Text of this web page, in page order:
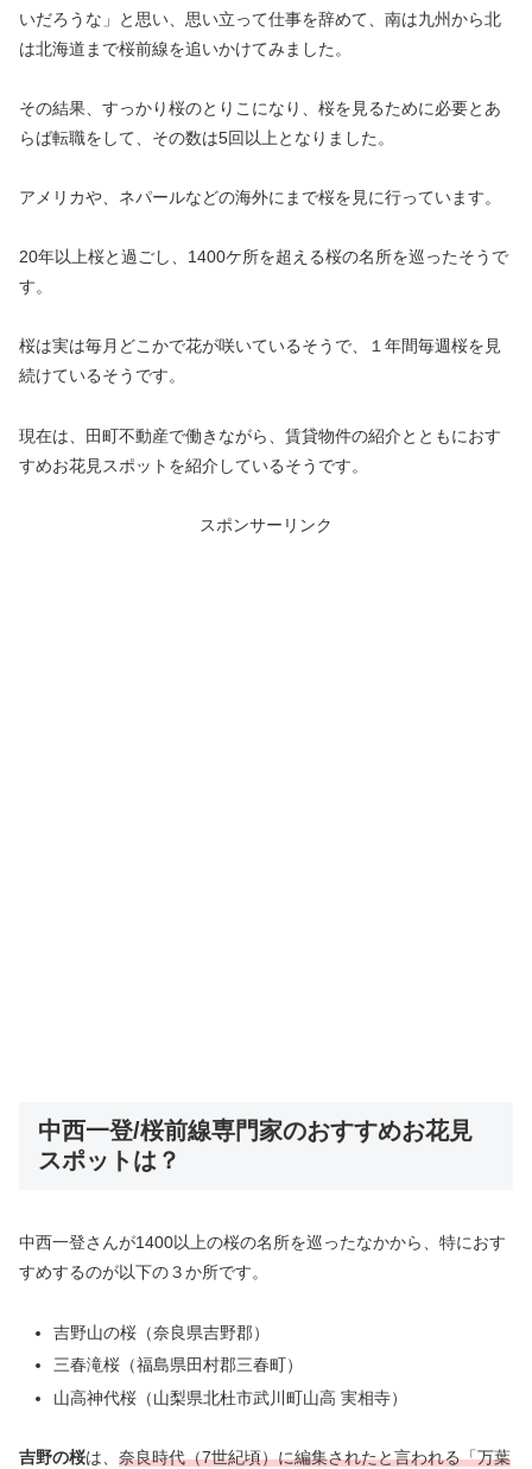
いだろうな」と思い、思い立って仕事を辞めて、南は九州から北
は北海道まで桜前線を追いかけてみました。
その結果、すっかり桜のとりこになり、桜を見るために必要とあ
らば転職をして、その数は5回以上となりました。
アメリカや、ネパールなどの海外にまで桜を見に行っています。
20年以上桜と過ごし、1400ケ所を超える桜の名所を巡ったそうで
す。
桜は実は毎月どこかで花が咲いているそうで、１年間毎週桜を見
続けているそうです。
現在は、田町不動産で働きながら、賃貸物件の紹介とともにおす
すめお花見スポットを紹介しているそうです。
スポンサーリンク
中西一登/桜前線専門家のおすすめお花見
スポットは？
中西一登さんが1400以上の桜の名所を巡ったなかから、特におす
すめするのが以下の３か所です。
吉野山の桜（奈良県吉野郡）
三春滝桜（福島県田村郡三春町）
山高神代桜（山梨県北杜市武川町山高 実相寺）
吉野の桜は、 奈良時代（7世紀頃）に編集されたと言われる「万葉